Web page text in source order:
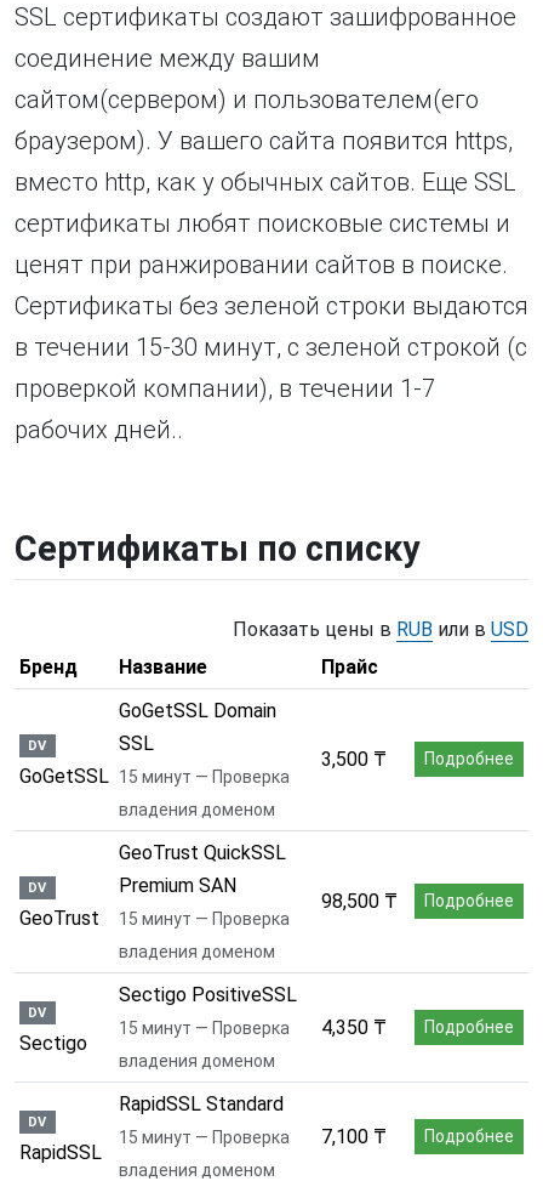
SSL сертификаты создают зашифрованное
соединение между вашим
сайтом(сервером) и пользователем(его
браузером). У вашего сайта появится https,
вместо http, как у обычных сайтов. Еще SSL
сертификаты любят поисковые системы и
ценят при ранжировании сайтов в поиске.
Сертификаты без зеленой строки выдаются
в течении 15-30 минут, с зеленой строкой (с
проверкой компании), в течении 1-7
рабочих дней..
Сертификаты по списку
Показать цены в RUB или в USD
Бренд
Название Прайс
DV
GoGetSSL
GoGetSSL Domain
SSL
15 минут — Проверка
владения доменом
3,500 ₸ Подробнее
DV
GeoTrust
GeoTrust QuickSSL
Premium SAN
15 минут — Проверка
владения доменом
98,500 ₸ Подробнее
DV
Sectigo
Sectigo PositiveSSL
15 минут — Проверка
владения доменом
4,350 ₸ Подробнее
DV
RapidSSL
RapidSSL Standard
15 минут — Проверка
владения доменом
7,100 ₸ Подробнее